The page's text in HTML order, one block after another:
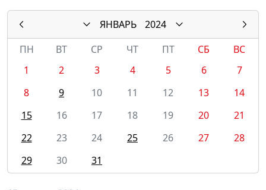
ЯНВАРЬ
2024
ПН
ВТ СР ЧТ ПТ СБ
ВС
1
2 3 4 5 6
7
8
9 10 11 12 13
14
15
16 17 18 19 20
21
22
23 24 25 26 27
28
29
30 31